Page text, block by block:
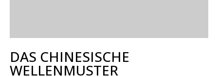
DAS CHINESISCHE
WELLENMUSTER